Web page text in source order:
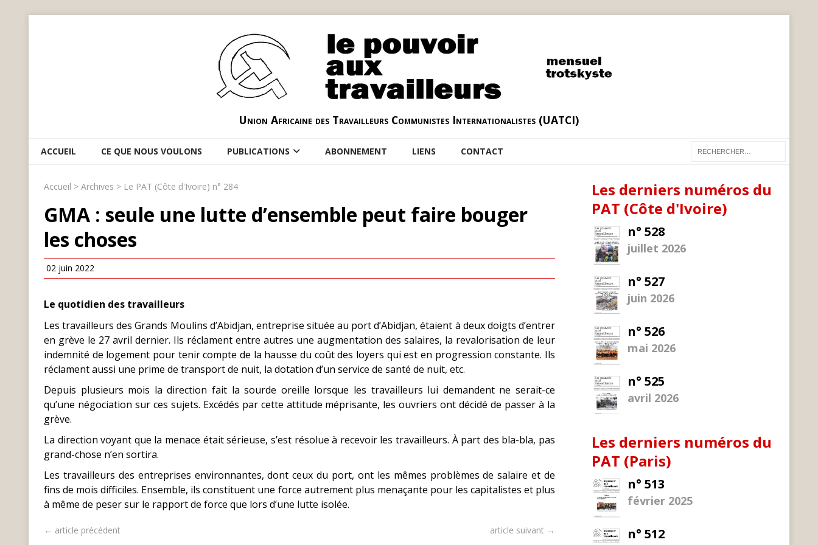
Union Africaine des Travailleurs Communistes Internationalistes (UATCI)
ACCUEIL CE QUE NOUS VOULONS PUBLICATIONS ABONNEMENT LIENS CONTACT
Accueil > Archives > Le PAT (Côte d'Ivoire) n° 284
GMA : seule une lutte d’ensemble peut faire bouger
les choses
02 juin 2022
Le quotidien des travailleurs
Les travailleurs des Grands Moulins d’Abidjan, entreprise située au port d’Abidjan, étaient à deux doigts d’entrer
en grève le 27 avril dernier. Ils réclament entre autres une augmentation des salaires, la revalorisation de leur
indemnité de logement pour tenir compte de la hausse du coût des loyers qui est en progression constante. Ils
réclament aussi une prime de transport de nuit, la dotation d’un service de santé de nuit, etc.
Depuis plusieurs mois la direction fait la sourde oreille lorsque les travailleurs lui demandent ne serait-ce
qu’une négociation sur ces sujets. Excédés par cette attitude méprisante, les ouvriers ont décidé de passer à la
grève.
La direction voyant que la menace était sérieuse, s’est résolue à recevoir les travailleurs. À part des bla-bla, pas
grand-chose n’en sortira.
Les travailleurs des entreprises environnantes, dont ceux du port, ont les mêmes problèmes de salaire et de
fins de mois difficiles. Ensemble, ils constituent une force autrement plus menaçante pour les capitalistes et plus
à même de peser sur le rapport de force que lors d’une lutte isolée.
← article précédent article suivant →
Les derniers numéros du
PAT (Côte d'Ivoire)
n° 528
juillet 2026
n° 527
juin 2026
n° 526
mai 2026
n° 525
avril 2026
Les derniers numéros du
PAT (Paris)
n° 513
février 2025
n° 512